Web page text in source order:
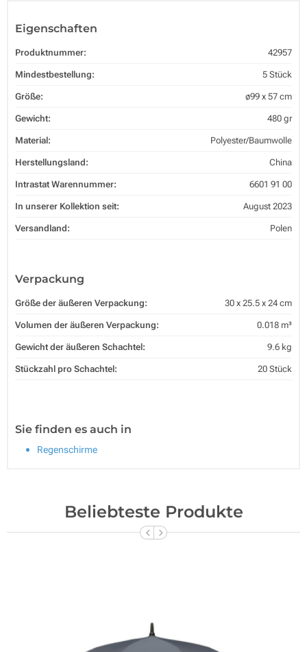
Eigenschaften
Produktnummer: 42957
Mindestbestellung: 5 Stück
Größe: ø99 x 57 cm
Gewicht: 480 gr
Material: Polyester/Baumwolle
Herstellungsland: China
Intrastat Warennummer: 6601 91 00
In unserer Kollektion seit: August 2023
Versandland: Polen
Verpackung
Größe der äußeren Verpackung: 30 x 25.5 x 24 cm
Volumen der äußeren Verpackung: 0.018 m³
Gewicht der äußeren Schachtel: 9.6 kg
Stückzahl pro Schachtel: 20 Stück
Sie finden es auch in
Regenschirme
Beliebteste Produkte